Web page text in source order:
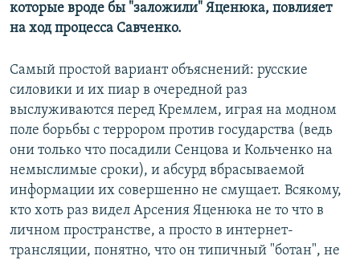
которые вроде бы "заложили" Яценюка, повлияет
на ход процесса Савченко.
Самый простой вариант объяснений: русские
силовики и их пиар в очередной раз
выслуживаются перед Кремлем, играя на модном
поле борьбы с террором против государства (ведь
они только что посадили Сенцова и Кольченко на
немыслимые сроки), и абсурд вбрасываемой
информации их совершенно не смущает. Всякому,
кто хоть раз видел Арсения Яценюка не то что в
личном пространстве, а просто в интернет-
трансляции, понятно, что он типичный "ботан", не